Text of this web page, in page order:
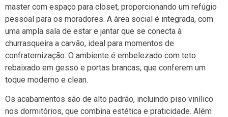
master com espaço para closet, proporcionando um refúgio
pessoal para os moradores. A área social é integrada, com
uma ampla sala de estar e jantar que se conecta à
churrasqueira a carvão, ideal para momentos de
confraternização. O ambiente é embelezado com teto
rebaixado em gesso e portas brancas, que conferem um
toque moderno e clean.
Os acabamentos são de alto padrão, incluindo piso vinílico
nos dormitórios, que combina estética e praticidade. Além